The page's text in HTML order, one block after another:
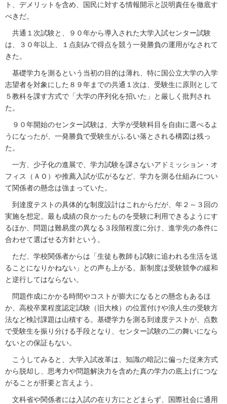
ト、デメリットを含め、国民に対する情報開示と説明責任を徹底す
べきだ。
共通１次試験と、９０年から導入された大学入試センター試験
は、３０年以上、１点刻みで得点を競う一発勝負の運用がなされて
きた。
基礎学力を測るという当初の目的は薄れ、特に国公立大学の入学
志望者を対象にした８９年までの共通１次は、受験生に原則として
５教科を課す方式で「大学の序列化を招いた」と厳しく批判され
た。
９０年開始のセンター試験は、大学が受験科目を自由に選べるよ
うになったが、一発勝負で受験生がふるい落とされる構図は残っ
た。
一方、少子化の進展で、学力試験を課さないアドミッション・オ
フィス（ＡＯ）や推薦入試が広がるなど、学力を測る仕組みについ
て関係者の懸念は強まっていた。
到達度テストの具体的な制度設計はこれからだが、年２～３回の
実施を想定。最も成績の良かったものを受験に利用できるようにす
るほか、問題は難易度の異なる３段階程度に分け、進学先の条件に
合わせて選ばせる方針という。
ただ、学校関係者からは「生徒も教師も試験に追われる生活を送
ることになりかねない」との声も上がる。新制度は受験競争の緩和
と逆行してはならない。
問題作成にかかる時間やコストが膨大になるとの懸念もあるほ
か、高校卒業程度認定試験（旧大検）の位置付けや浪人生の受験方
法など検討課題は山積する。基礎学力を測る到達度テストが、点数
で受験生を振り分ける手段となり、センター試験の二の舞いになら
ないとの保証もない。
こうしてみると、大学入試改革は、知識の暗記に偏った従来方式
から脱却し、思考力や問題解決力を含めた真の学力の底上げにつな
がることが肝要と言えよう。
文科省や関係者には入試の在り方にとどまらず、国際社会に通用